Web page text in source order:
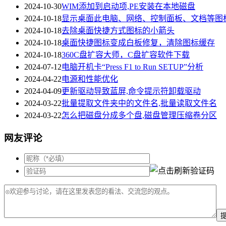
2024-10-30WIM添加到启动项,PE安装在本地磁盘
2024-10-18显示桌面此电脑、网络、控制面板、文档等图
2024-10-18去除桌面快捷方式图标的小箭头
2024-10-18桌面快捷图标变成白板修复，清除图标缓存
2024-10-18360C盘扩容大师，C盘扩容软件下载
2024-07-12电脑开机卡“Press F1 to Run SETUP”分析
2024-04-22电源和性能优化
2024-04-09更新驱动导致蓝屏,命令提示符卸载驱动
2024-03-22批量提取文件夹中的文件名,批量读取文件名
2024-03-22怎么把磁盘分成多个盘,磁盘管理压缩卷分区
网友评论